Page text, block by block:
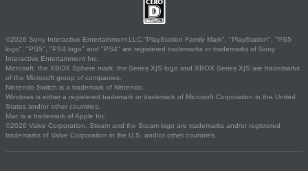
©2026 Sony Interactive Entertainment LLC."PlayStation Family Mark", "PlayStation", "PS5
logo", "PS5", "PS4 logo" and "PS4" are registered trademarks or trademarks of Sony
Interactive Entertainment Inc.
Microsoft, the XBOX Sphere mark, the Series X|S logo and XBOX Series X|S are trademarks
of the Microsoft group of companies.
Nintendo Switch is a trademark of Nintendo.
Windows is either a registered trademark or trademark of Microsoft Corporation in the United
States and/or other countries.
Mac is a trademark of Apple Inc.
©2026 Valve Corporation. Steam and the Steam logo are trademarks and/or registered
trademarks of Valve Corporation in the U.S. and/or other countries.